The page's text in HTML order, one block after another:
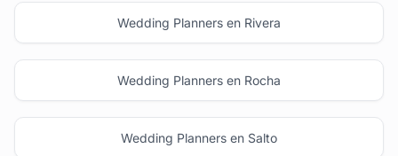
Wedding Planners en Rivera
Wedding Planners en Rocha
Wedding Planners en Salto